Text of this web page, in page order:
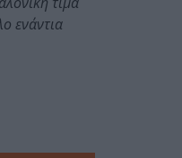
ενάντια